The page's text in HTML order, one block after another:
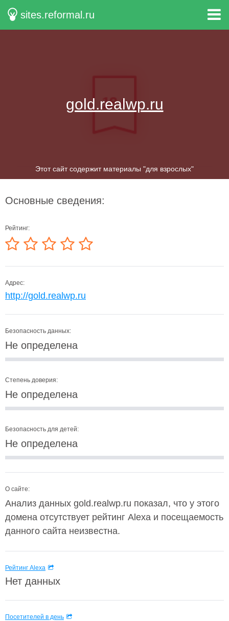
sites.reformal.ru
gold.realwp.ru
Этот сайт содержит материалы "для взрослых"
Основные сведения:
Рейтинг:
Адрес:
http://gold.realwp.ru
Безопасность данных:
Не определена
Степень доверия:
Не определена
Безопасность для детей:
Не определена
О сайте:
Анализ данных gold.realwp.ru показал, что у этого
домена отсутствует рейтинг Alexa и посещаемость
данного сайта неизвестна.
Рейтинг Alexa
Нет данных
Посетителей в день